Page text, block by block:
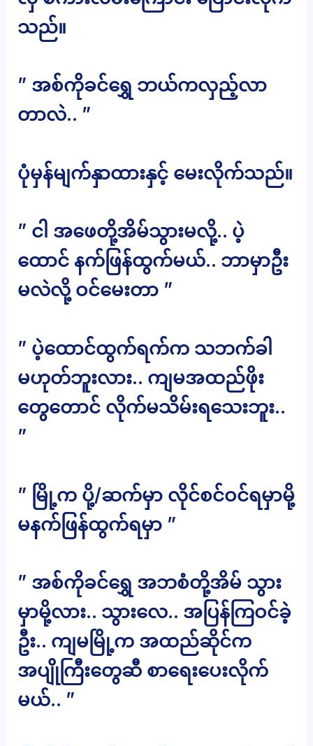
သည်။
” အစ်ကိုခင်ရွှေ ဘယ်ကလှည့်လာ
တာလဲ.. ”
ပုံမှန်မျက်နှာထားနှင့် မေးလိုက်သည်။
” ငါ အဖေတို့အိမ်သွားမလို့.. ပဲ့
ထောင် နက်ဖြန်ထွက်မယ်.. ဘာမှာဦး
မလဲလို့ ဝင်မေးတာ ”
” ပဲ့ထောင်ထွက်ရက်က သဘက်ခါ
မဟုတ်ဘူးလား.. ကျမအထည်ဖိုး
တွေတောင် လိုက်မသိမ်းရသေးဘူး..
”
” မြို့က ပို့/ဆက်မှာ လိုင်စင်ဝင်ရမှာမို့
မနက်ဖြန်ထွက်ရမှာ ”
” အစ်ကိုခင်ရွှေ အဘစံတို့အိမ် သွား
မှာမို့လား.. သွားလေ.. အပြန်ကြဝင်ခဲ့
ဦး.. ကျမမြို့က အထည်ဆိုင်က
အပျိုကြီးတွေဆီ စာရေးပေးလိုက်
မယ်.. ”